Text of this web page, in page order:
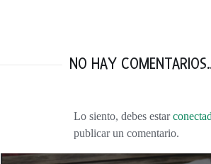
NO HAY
Lo siento, debes estar
publicar un comentario.